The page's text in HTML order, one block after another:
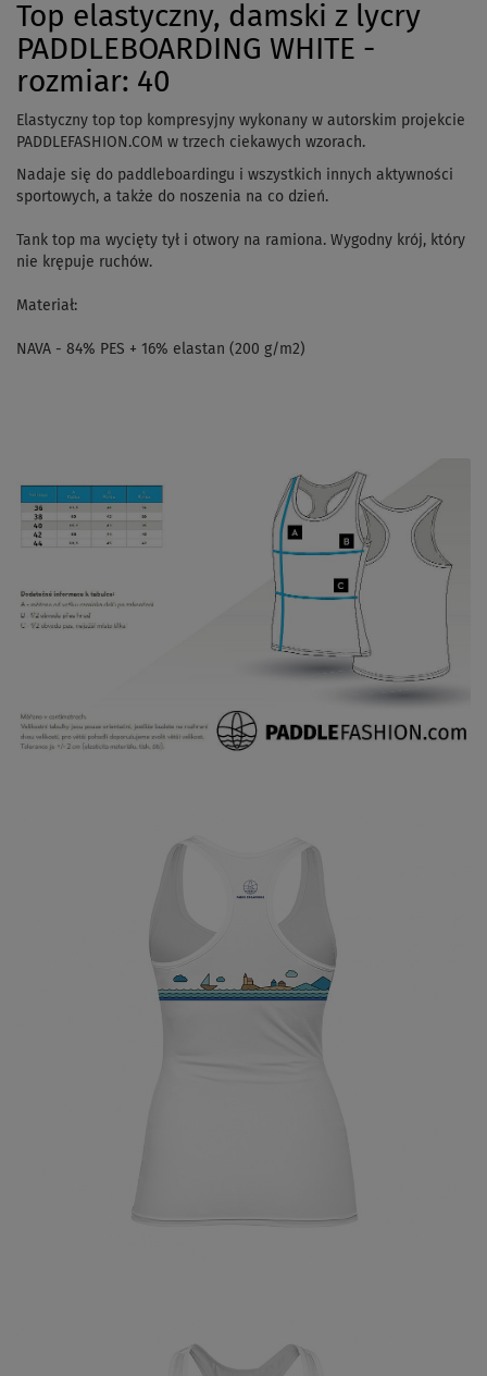
Top elastyczny, damski z lycry
PADDLEBOARDING WHITE -
rozmiar: 40
Elastyczny top top kompresyjny wykonany w autorskim projekcie
PADDLEFASHION.COM w trzech ciekawych wzorach.
Nadaje się do paddleboardingu i wszystkich innych aktywności
sportowych, a także do noszenia na co dzień.
Tank top ma wycięty tył i otwory na ramiona. Wygodny krój, który
nie krępuje ruchów.
Materiał:
NAVA - 84% PES + 16% elastan (200 g/m2)